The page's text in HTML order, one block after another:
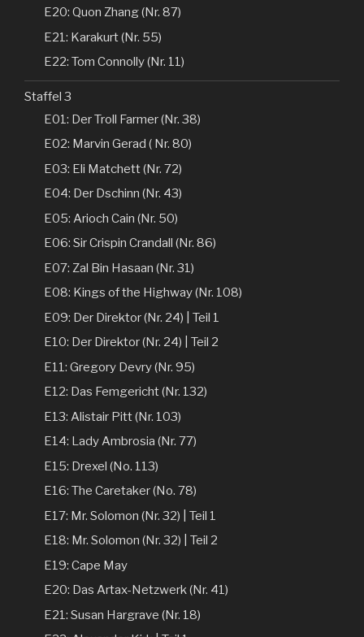
E20: Quon Zhang (Nr. 87)
E21: Karakurt (Nr. 55)
E22: Tom Connolly (Nr. 11)
Staffel 3
E01: Der Troll Farmer (Nr. 38)
E02: Marvin Gerad ( Nr. 80)
E03: Eli Matchett (Nr. 72)
E04: Der Dschinn (Nr. 43)
E05: Arioch Cain (Nr. 50)
E06: Sir Crispin Crandall (Nr. 86)
E07: Zal Bin Hasaan (Nr. 31)
E08: Kings of the Highway (Nr. 108)
E09: Der Direktor (Nr. 24) | Teil 1
E10: Der Direktor (Nr. 24) | Teil 2
E11: Gregory Devry (Nr. 95)
E12: Das Femgericht (Nr. 132)
E13: Alistair Pitt (Nr. 103)
E14: Lady Ambrosia (Nr. 77)
E15: Drexel (No. 113)
E16: The Caretaker (No. 78)
E17: Mr. Solomon (Nr. 32) | Teil 1
E18: Mr. Solomon (Nr. 32) | Teil 2
E19: Cape May
E20: Das Artax-Netzwerk (Nr. 41)
E21: Susan Hargrave (Nr. 18)